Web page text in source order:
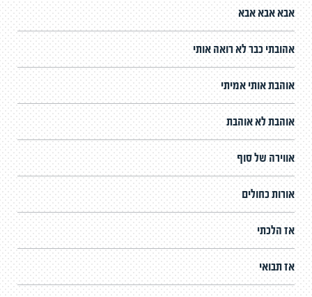
אבא אבא אבא
אהובתי כבר לא רואה אותי
אוהבת אותי אמיתי
אוהבת לא אוהבת
אווירה של סוף
אורות כחולים
אז הלכתי
אז תבואי